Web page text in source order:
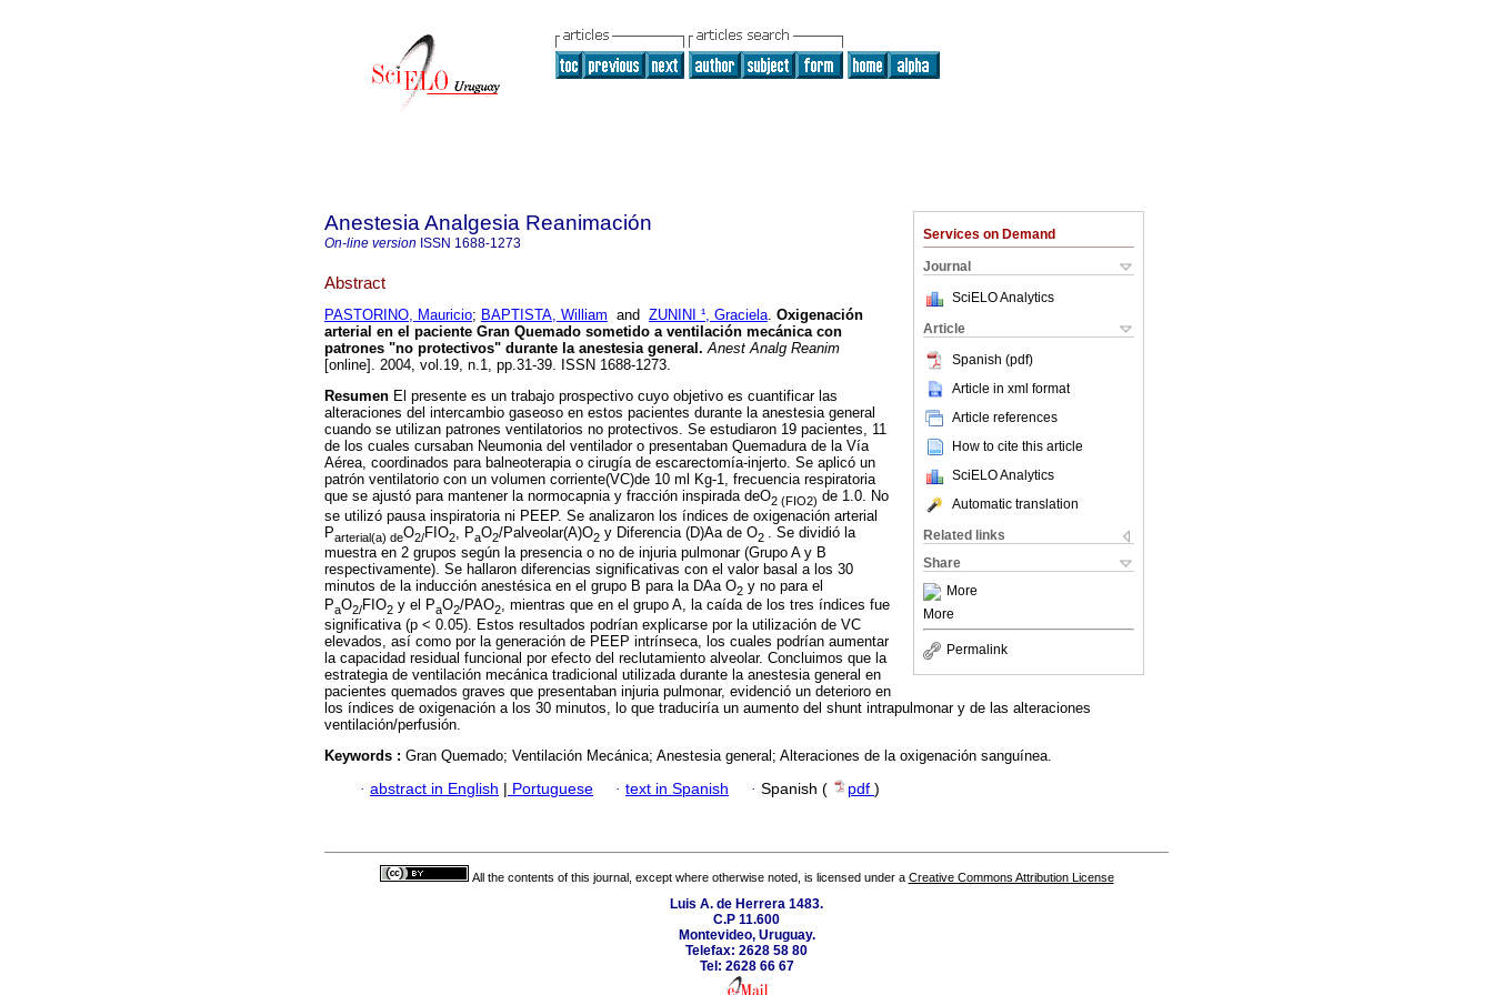
Services on Demand
Journal
SciELO Analytics
Article
Spanish (pdf)
Article in xml format
Article references
How to cite this article
SciELO Analytics
Automatic translation
Related links
Share
More
More
Permalink
Anestesia Analgesia Reanimación
On-line version ISSN 1688-1273
Abstract
PASTORINO, Mauricio; BAPTISTA, William and ZUNINI ¹, Graciela. Oxigenación
arterial en el paciente Gran Quemado sometido a ventilación mecánica con
patrones "no protectivos" durante la anestesia general . Anest Analg Reanim
[online]. 2004, vol.19, n.1, pp.31-39. ISSN 1688-1273.
Resumen El presente es un trabajo prospectivo cuyo objetivo es cuantificar las
alteraciones del intercambio gaseoso en estos pacientes durante la anestesia general
cuando se utilizan patrones ventilatorios no protectivos. Se estudiaron 19 pacientes, 11
de los cuales cursaban Neumonia del ventilador o presentaban Quemadura de la Vía
Aérea, coordinados para balneoterapia o cirugía de escarectomía-injerto. Se aplicó un
patrón ventilatorio con un volumen corriente(VC)de 10 ml Kg-1, frecuencia respiratoria
que se ajustó para mantener la normocapnia y fracción inspirada deO2 (FIO2) de 1.0. No
se utilizó pausa inspiratoria ni PEEP. Se analizaron los índices de oxigenación arterial
Parterial(a) deO2/FIO2 , PaO2/Palveolar(A)O2 y Diferencia (D)Aa de O2
. Se dividió la
muestra en 2 grupos según la presencia o no de injuria pulmonar (Grupo A y B
respectivamente). Se hallaron diferencias significativas con el valor basal a los 30
minutos de la inducción anestésica en el grupo B para la DAa O2 y no para el
PaO2/FIO2 y el PaO2/PAO2, mientras que en el grupo A, la caída de los tres índices fue
significativa (p < 0.05). Estos resultados podrían explicarse por la utilización de VC
elevados, así como por la generación de PEEP intrínseca, los cuales podrían aumentar
la capacidad residual funcional por efecto del reclutamiento alveolar. Concluimos que la
estrategia de ventilación mecánica tradicional utilizada durante la anestesia general en
pacientes quemados graves que presentaban injuria pulmonar, evidenció un deterioro en
los índices de oxigenación a los 30 minutos, lo que traduciría un aumento del shunt intrapulmonar y de las alteraciones
ventilación/perfusión.
Keywords : Gran Quemado; Ventilación Mecánica; Anestesia general; Alteraciones de la oxigenación sanguínea.
· abstract in English Portuguese · text in Spanish · Spanish ( pdf )
All the contents of this journal, except where otherwise noted, is licensed under a Creative Commons Attribution License
Luis A. de Herrera 1483.
C.P 11.600
Montevideo, Uruguay.
Telefax: 2628 58 80
Tel: 2628 66 67